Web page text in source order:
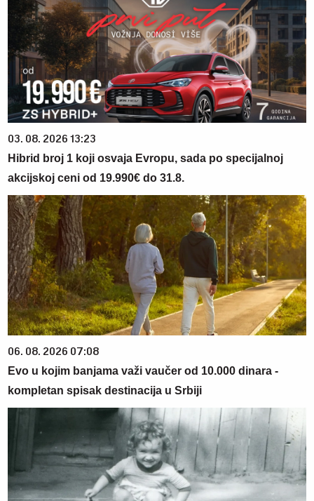
03. 08. 2026 13:23
Hibrid broj 1 koji osvaja Evropu, sada po specijalnoj
akcijskoj ceni od 19.990€ do 31.8.
06. 08. 2026 07:08
Evo u kojim banjama važi vaučer od 10.000 dinara -
kompletan spisak destinacija u Srbiji